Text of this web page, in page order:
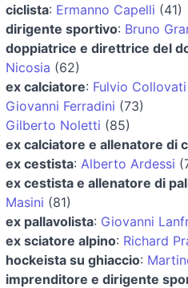
ciclista: Ermanno Capelli (41)
dirigente sportivo: Bruno
doppiatrice e direttrice del
Nicosia (62)
ex calciatore: Fulvio Collovati
Giovanni Ferradini (73)
Gilberto Noletti (85)
ex calciatore e allenatore di
ex cestista: Alberto Ardessi
ex cestista e allenatore di
Masini (81)
ex pallavolista: Giovanni
ex sciatore alpino: Richard
hockeista su ghiaccio:
imprenditore e dirigente